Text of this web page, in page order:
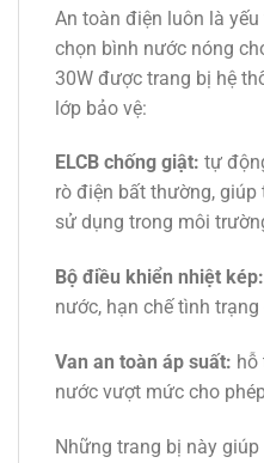
An toàn điện luôn là
chọn bình nước nóng
30W được trang bị hệ
lớp bảo vệ:
ELCB chống giật: tự
rò điện bất thường,
sử dụng trong môi
Bộ điều khiển nhiệt kép:
nước, hạn chế tình trạng
Van an toàn áp suất: hỗ
nước vượt mức cho
Những trang bị này